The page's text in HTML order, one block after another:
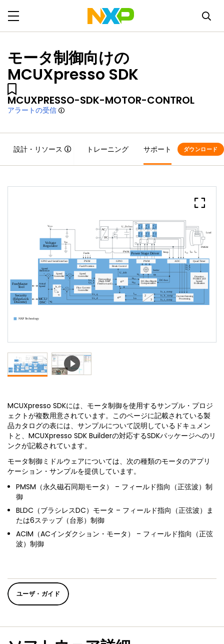
モータ制御向けの
MCUXpresso SDK
MCUXPRESSO-SDK-MOTOR-CONTROL
アラートの受信
設計・リソース トレーニング サポート ダウンロード
MCUXpresso SDKには、モータ制御を使用するサンプル・プロジ
ェクトが複数用意されています。このページに記載されている製
品カタログの表には、サンプルについて説明しているドキュメン
トと、MCUXpresso SDK Builderの対応するSDKパッケージへのリ
ンクが記載されています。
モータ制御ミドルウェアについては、次の種類のモータのアプリ
ケーション・サンプルを提供しています。
PMSM（永久磁石同期モータ） – フィールド指向（正弦波）制
御
BLDC（ブラシレスDC）モータ – フィールド指向（正弦波）ま
たは6ステップ（台形）制御
ACIM（ACインダクション・モータ） – フィールド指向（正弦
波）制御
ユーザ・ガイド